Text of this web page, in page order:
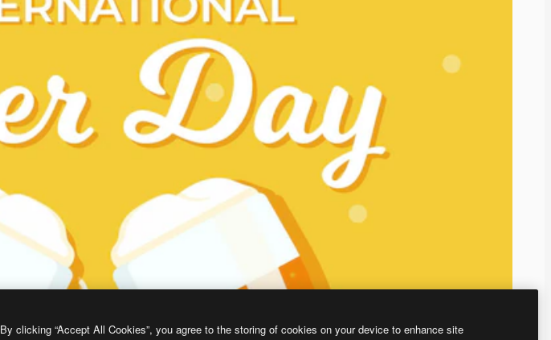
By clicking “Accept All Cookies”, you agree to the storing of cookies on your device to enhance site